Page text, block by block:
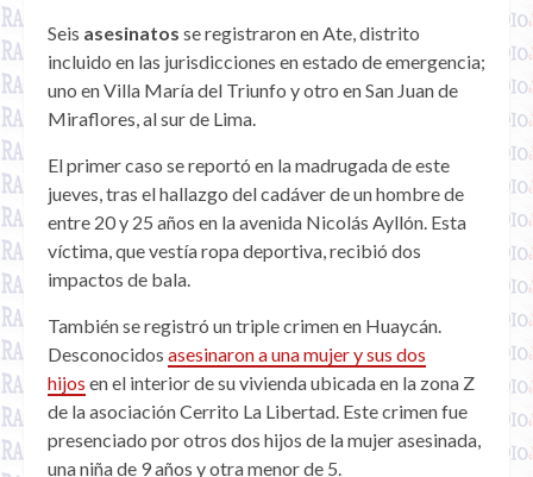
Seis asesinatos se registraron en Ate, distrito
incluido en las jurisdicciones en estado de emergencia;
uno en Villa María del Triunfo y otro en San Juan de
Miraflores, al sur de Lima.
El primer caso se reportó en la madrugada de este
jueves, tras el hallazgo del cadáver de un hombre de
entre 20 y 25 años en la avenida Nicolás Ayllón. Esta
víctima, que vestía ropa deportiva, recibió dos
impactos de bala.
También se registró un triple crimen en Huaycán.
Desconocidos asesinaron a una mujer y sus dos
hijos en el interior de su vivienda ubicada en la zona Z
de la asociación Cerrito La Libertad. Este crimen fue
presenciado por otros dos hijos de la mujer asesinada,
una niña de 9 años y otra menor de 5.